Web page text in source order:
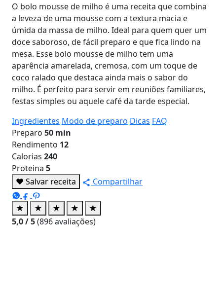
O bolo mousse de milho é uma receita que combina
a leveza de uma mousse com a textura macia e
úmida da massa de milho. Ideal para quem quer um
doce saboroso, de fácil preparo e que fica lindo na
mesa. Esse bolo mousse de milho tem uma
aparência amarelada, cremosa, com um toque de
coco ralado que destaca ainda mais o sabor do
milho. É perfeito para servir em reuniões familiares,
festas simples ou aquele café da tarde especial.
Ingredientes Modo de preparo Dicas FAQ
Preparo 50 min
Rendimento 12
Calorias 240
Proteina 5
♥ Salvar receita Compartilhar
★ ★ ★ ★
★
5,0/ 5(896avaliações)